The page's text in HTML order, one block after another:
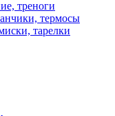
треноги
термосы
тарелки